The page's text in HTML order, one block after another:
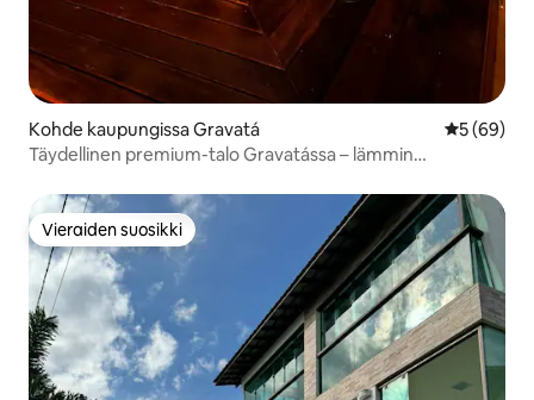
Kohde kaupungissa Gravatá
5 (69)
Täydellinen premium-talo Gravatássa – lämmin
Vieraiden suosikki
Vieraiden suosikki